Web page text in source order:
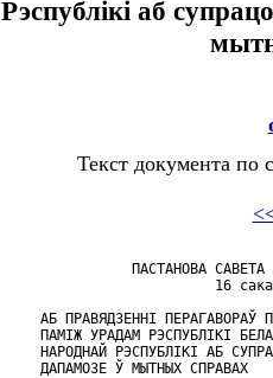
Рэспублiкi аб
Текст документа по
ПАСТАНОВА САВЕТА
16
АБ ПРАВЯДЗЕННI ПЕРАГАВОРАЎ
ПАМIЖ УРАДАМ РЭСПУБЛIКI
НАРОДНАЙ РЭСПУБЛIКI АБ
ДАПАМОЗЕ Ў МЫТНЫХ СПРАВАХ